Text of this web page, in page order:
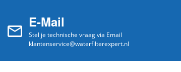
E-Mail
Stel je technische vraag via Email
klantenservice@waterfilterexpert.nl